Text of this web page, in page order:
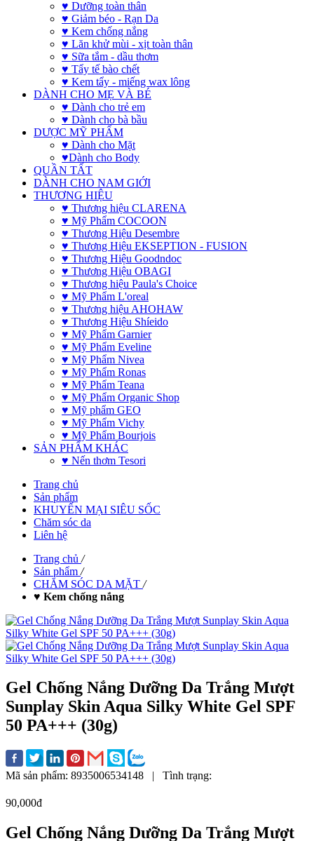
♥ Dưỡng toàn thân
♥ Giảm béo - Rạn Da
♥ Kem chống nắng
♥ Lăn khử mùi - xịt toàn thân
♥ Sữa tắm - dầu thơm
♥ Tẩy tế bào chết
♥ Kem tẩy - miếng wax lông
DÀNH CHO MẸ VÀ BÉ
♥ Dành cho trẻ em
♥ Dành cho bà bầu
DƯỢC MỸ PHẨM
♥ Dành cho Mặt
♥Dành cho Body
QUẦN TẤT
DÀNH CHO NAM GIỚI
THƯƠNG HIỆU
♥ Thương hiệu CLARENA
♥ Mỹ Phẩm COCOON
♥ Thương Hiệu Desembre
♥ Thương Hiệu EKSEPTION - FUSION
♥ Thương Hiệu Goodndoc
♥ Thương Hiệu OBAGI
♥ Thương hiệu Paula's Choice
♥ Mỹ Phẩm L'oreal
♥ Thương hiệu AHOHAW
♥ Thương Hiệu Shíeido
♥ Mỹ Phẩm Garnier
♥ Mỹ Phẩm Eveline
♥ Mỹ Phẩm Nivea
♥ Mỹ Phẩm Ronas
♥ Mỹ Phẩm Teana
♥ Mỹ Phẩm Organic Shop
♥ Mỹ phẩm GEO
♥ Mỹ Phẩm Vichy
♥ Mỹ Phẩm Bourjois
SẢN PHẨM KHÁC
♥ Nến thơm Tesori
Trang chủ
Sản phẩm
KHUYẾN MẠI SIÊU SỐC
Chăm sóc da
Liên hệ
Trang chủ /
Sản phẩm /
CHĂM SÓC DA MẶT /
♥ Kem chống nắng
Gel Chống Nắng Dưỡng Da Trắng Mượt
Sunplay Skin Aqua Silky White Gel SPF
50 PA+++ (30g)
Mã sản phẩm: 8935006534148 | Tình trạng:
90,000đ
Gel Chống Nắng Dưỡng Da Trắng Mượt